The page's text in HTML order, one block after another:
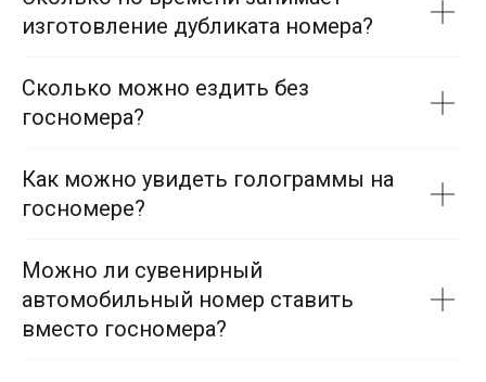
изготовление дубликата номера?
Сколько можно ездить без
госномера?
Как можно увидеть голограммы на
госномере?
Можно ли сувенирный
автомобильный номер ставить
вместо госномера?